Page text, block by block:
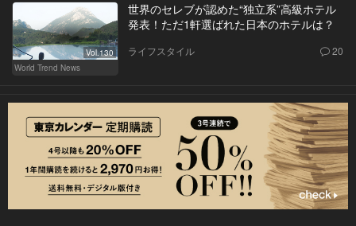
Vol.130
World Trend News
世界のセレブが認めた“独立系”高級ホテル
発表！ただ1軒選ばれた日本のホテルは？
ライフスタイル 20